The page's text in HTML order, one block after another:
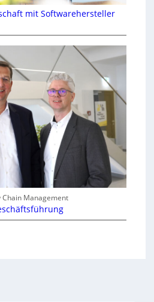
mit Softwarehersteller
Chain Management